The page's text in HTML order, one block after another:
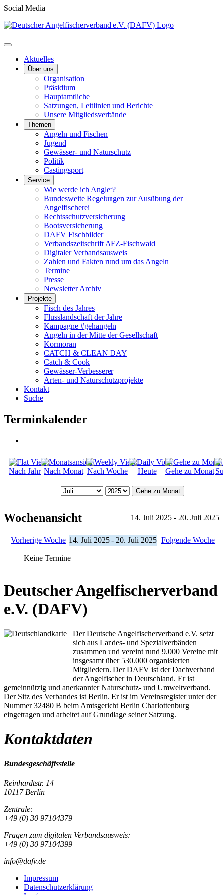
Social Media
Aktuelles
Über uns
Organisation
Präsidium
Hauptamtliche
Satzungen, Leitlinien und Berichte
Unsere Mitgliedsverbände
Themen
Angeln und Fischen
Jugend
Gewässer- und Naturschutz
Politik
Castingsport
Service
Wie werde ich Angler?
Bundesweite Regelungen zur Ausübung der
Angelfischerei
Rechtsschutzversicherung
Bootsversicherung
DAFV Fischbilder
Verbandszeitschrift AFZ-Fischwaid
Digitaler Verbandsausweis
Zahlen und Fakten rund um das Angeln
Termine
Presse
Newsletter Archiv
Projekte
Fisch des Jahres
Flusslandschaft der Jahre
Kampagne #gehangeln
Angeln in der Mitte der Gesellschaft
Kormoran
CATCH & CLEAN DAY
Catch & Cook
Gewässer-Verbesserer
Arten- und Naturschutzprojekte
Kontakt
Suche
Terminkalender
Nach Jahr Nach Monat Nach Woche Heute Gehe zu Monat
Gehe zu Monat
Wochenansicht 14. Juli 2025 - 20. Juli 2025
Vorherige Woche 14. Juli 2025 - 20. Juli 2025 Folgende Woche
Keine Termine
Deutscher Angelfischerverband
e.V. (DAFV)
Der Deutsche Angelfischerverband e.V. setzt
sich aus Landes- und Spezialverbänden
zusammen und vereint rund 9.000 Vereine mit
insgesamt über 530.000 organisierten
Mitgliedern. Der DAFV ist der Dachverband
der Angelfischer in Deutschland. Er ist
gemeinnützig und anerkannter Naturschutz- und Umweltverband.
Der Sitz des Verbandes ist Berlin. Er ist im Vereinsregister unter der
Nummer 32480 B beim Amtsgericht Berlin Charlottenburg
eingetragen und arbeitet auf Grundlage seiner Satzung.
Kontaktdaten
Bundesgeschäftsstelle
Reinhardtstr. 14
10117 Berlin
Zentrale:
+49 (0) 30 97104379
Fragen zum digitalen Verbandsausweis:
+49 (0) 30 97104399
info@dafv.de
Impressum
Datenschutzerklärung